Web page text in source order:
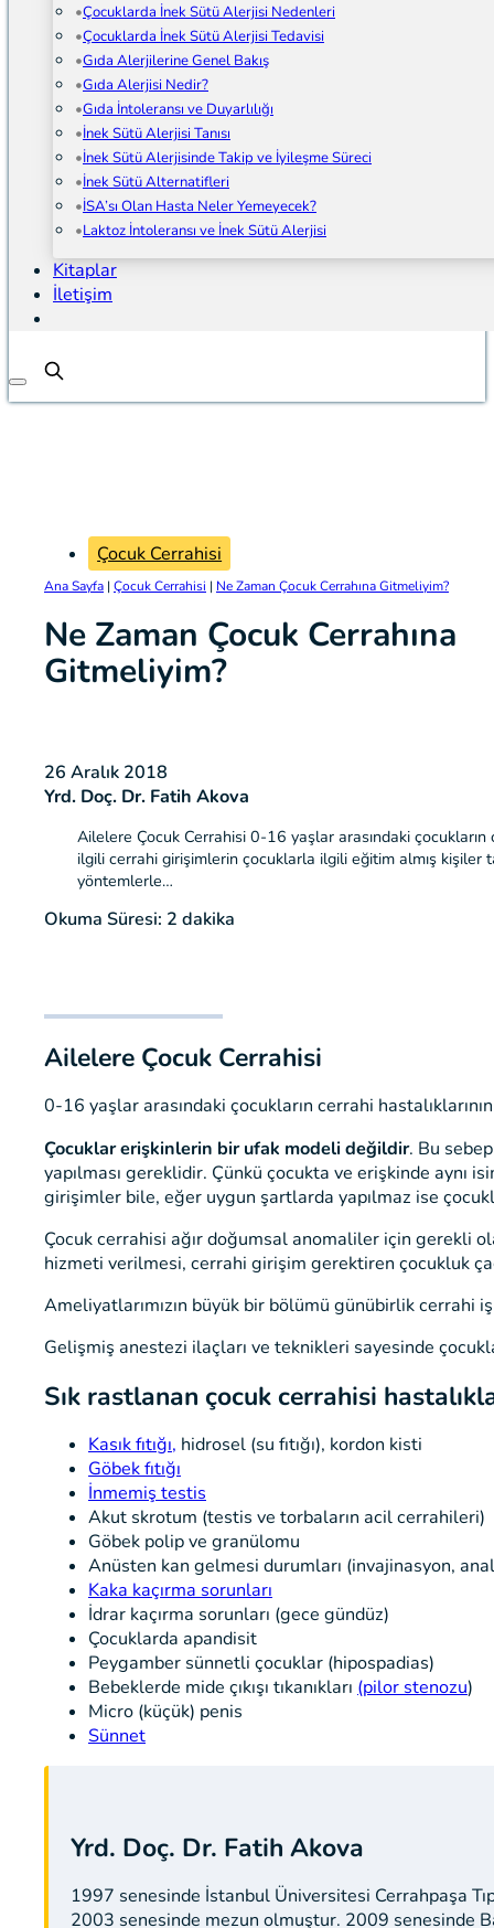
Çocuklarda İnek Sütü Alerjisi Nedenleri
Çocuklarda İnek Sütü Alerjisi Tedavisi
Gıda Alerjilerine Genel Bakış
Gıda Alerjisi Nedir?
Gıda İntoleransı ve Duyarlılığı
İnek Sütü Alerjisi Tanısı
İnek Sütü Alerjisinde Takip ve İyileşme Süreci
İnek Sütü Alternatifleri
İSA’sı Olan Hasta Neler Yemeyecek?
Laktoz İntoleransı ve İnek Sütü Alerjisi
Kitaplar
İletişim
Çocuk Cerrahisi
Ana Sayfa | Çocuk Cerrahisi | Ne Zaman Çocuk Cerrahına Gitmeliyim?
Ne Zaman Çocuk Cerrahına
Gitmeliyim?
26 Aralık 2018
Yrd. Doç. Dr. Fatih Akova
Ailelere Çocuk Cerrahisi 0-16 yaşlar arasındaki
ilgili cerrahi girişimlerin çocuklarla ilgili eğitim almış kişiler
yöntemlerle…
Okuma Süresi: 2 dakika
Ailelere Çocuk Cerrahisi
0-16 yaşlar arasındaki çocukların cerrahi
Çocuklar erişkinlerin bir ufak modeli değildir. Bu
yapılması gereklidir. Çünkü çocukta ve erişkinde aynı
girişimler bile, eğer uygun şartlarda yapılmaz ise
Çocuk cerrahisi ağır doğumsal anomaliler için gerekli
hizmeti verilmesi, cerrahi girişim gerektiren çocukluk
Ameliyatlarımızın büyük bir bölümü günübirlik
Gelişmiş anestezi ilaçları ve teknikleri sayesinde
Sık rastlanan çocuk cerrahisi
Kasık fıtığı, hidrosel (su fıtığı), kordon kisti
Göbek fıtığı
İnmemiş testis
Akut skrotum (testis ve torbaların acil cerrahileri)
Göbek polip ve granülomu
Anüsten kan gelmesi durumları (invajinasyon,
Kaka kaçırma sorunları
İdrar kaçırma sorunları (gece gündüz)
Çocuklarda apandisit
Peygamber sünnetli çocuklar (hipospadias)
Bebeklerde mide çıkışı tıkanıkları (pilor stenozu)
Micro (küçük) penis
Sünnet
Yrd. Doç. Dr. Fatih Akova
1997 senesinde İstanbul Üniversitesi Cerrahpaşa
2003 senesinde mezun olmuştur. 2009 senesinde